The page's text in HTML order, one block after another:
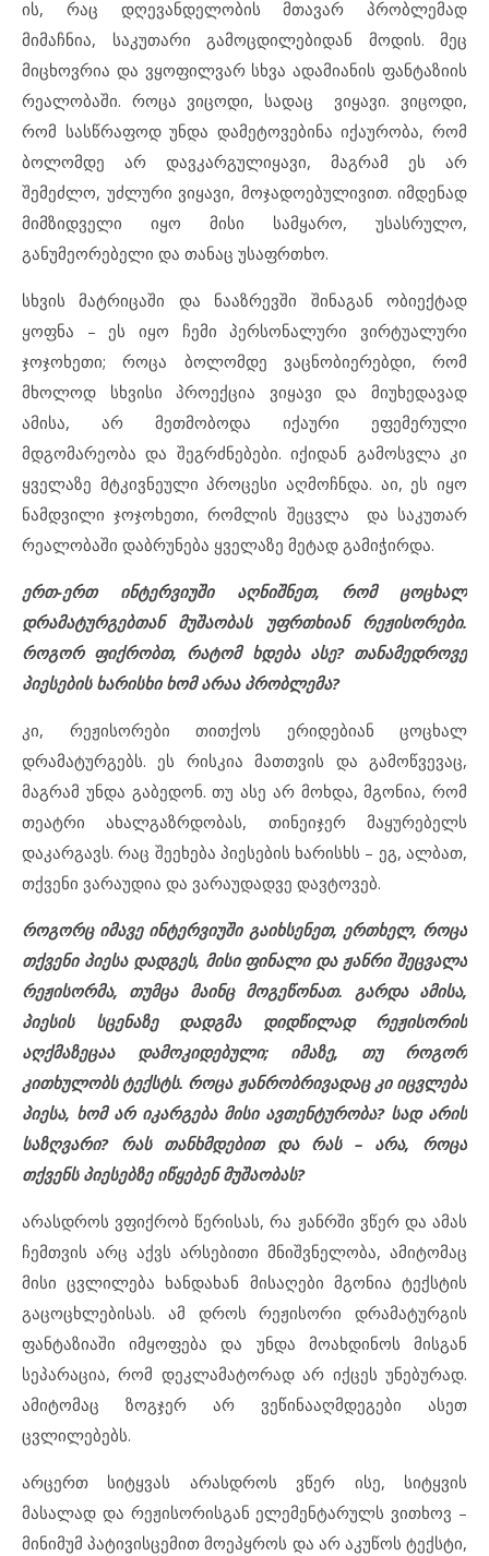
ის, რაც დღევანდელობის მთავარ პრობლემად
მიმაჩნია, საკუთარი გამოცდილებიდან მოდის. მეც
მიცხოვრია და ვყოფილვარ სხვა ადამიანის ფანტაზიის
რეალობაში. როცა ვიცოდი, სადაც ვიყავი. ვიცოდი,
რომ სასწრაფოდ უნდა დამეტოვებინა იქაურობა, რომ
ბოლომდე არ დავკარგულიყავი, მაგრამ ეს არ
შემეძლო, უძლური ვიყავი, მოჯადოებულივით. იმდენად
მიმზიდველი იყო მისი სამყარო, უსასრულო,
განუმეორებელი და თანაც უსაფრთხო.
სხვის მატრიცაში და ნააზრევში შინაგან ობიექტად
ყოფნა – ეს იყო ჩემი პერსონალური ვირტუალური
ჯოჯოხეთი; როცა ბოლომდე ვაცნობიერებდი, რომ
მხოლოდ სხვისი პროექცია ვიყავი და მიუხედავად
ამისა, არ მეთმობოდა იქაური ეფემერული
მდგომარეობა და შეგრძნებები. იქიდან გამოსვლა კი
ყველაზე მტკივნეული პროცესი აღმოჩნდა. აი, ეს იყო
ნამდვილი ჯოჯოხეთი, რომლის შეცვლა და საკუთარ
რეალობაში დაბრუნება ყველაზე მეტად გამიჭირდა.
ერთ-ერთ ინტერვიუში აღნიშნეთ, რომ ცოცხალ
დრამატურგებთან მუშაობას უფრთხიან რეჟისორები.
როგორ ფიქრობთ, რატომ ხდება ასე? თანამედროვე
პიესების ხარისხი ხომ არაა პრობლემა?
კი, რეჟისორები თითქოს ერიდებიან ცოცხალ
დრამატურგებს. ეს რისკია მათთვის და გამოწვევაც,
მაგრამ უნდა გაბედონ. თუ ასე არ მოხდა, მგონია, რომ
თეატრი ახალგაზრდობას, თინეიჯერ მაყურებელს
დაკარგავს. რაც შეეხება პიესების ხარისხს – ეგ, ალბათ,
თქვენი ვარაუდია და ვარაუდადვე დავტოვებ.
როგორც იმავე ინტერვიუში გაიხსენეთ, ერთხელ, როცა
თქვენი პიესა დადგეს, მისი ფინალი და ჟანრი შეცვალა
რეჟისორმა, თუმცა მაინც მოგეწონათ. გარდა ამისა,
პიესის სცენაზე დადგმა დიდწილად რეჟისორის
აღქმაზეცაა დამოკიდებული; იმაზე, თუ როგორ
კითხულობს ტექსტს. როცა ჟანრობრივადაც კი იცვლება
პიესა, ხომ არ იკარგება მისი ავთენტურობა? სად არის
საზღვარი? რას თანხმდებით და რას – არა, როცა
თქვენს პიესებზე იწყებენ მუშაობას?
არასდროს ვფიქრობ წერისას, რა ჟანრში ვწერ და ამას
ჩემთვის არც აქვს არსებითი მნიშვნელობა, ამიტომაც
მისი ცვლილება ხანდახან მისაღები მგონია ტექსტის
გაცოცხლებისას. ამ დროს რეჟისორი დრამატურგის
ფანტაზიაში იმყოფება და უნდა მოახდინოს მისგან
სეპარაცია, რომ დეკლამატორად არ იქცეს უნებურად.
ამიტომაც ზოგჯერ არ ვეწინააღმდეგები ასეთ
ცვლილებებს.
არცერთ სიტყვას არასდროს ვწერ ისე, სიტყვის
მასალად და რეჟისორისგან ელემენტარულს ვითხოვ –
მინიმუმ პატივისცემით მოეპყროს და არ აკუწოს ტექსტი,